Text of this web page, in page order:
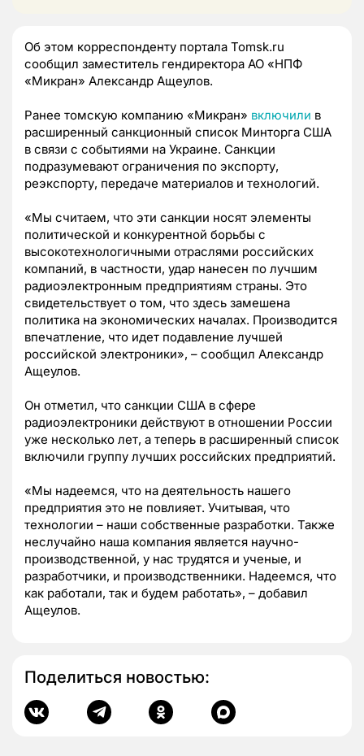
Об этом корреспонденту портала Tomsk.ru
сообщил заместитель гендиректора АО «НПФ
«Микран» Александр Ащеулов.
Ранее томскую компанию «Микран» включили в
расширенный санкционный список Минторга США
в связи с событиями на Украине. Санкции
подразумевают ограничения по экспорту,
реэкспорту, передаче материалов и технологий.
«Мы считаем, что эти санкции носят элементы
политической и конкурентной борьбы с
высокотехнологичными отраслями российских
компаний, в частности, удар нанесен по лучшим
радиоэлектронным предприятиям страны. Это
свидетельствует о том, что здесь замешена
политика на экономических началах. Производится
впечатление, что идет подавление лучшей
российской электроники», – сообщил Александр
Ащеулов.
Он отметил, что санкции США в сфере
радиоэлектроники действуют в отношении России
уже несколько лет, а теперь в расширенный список
включили группу лучших российских предприятий.
«Мы надеемся, что на деятельность нашего
предприятия это не повлияет. Учитывая, что
технологии – наши собственные разработки. Также
неслучайно наша компания является научно-
производственной, у нас трудятся и ученые, и
разработчики, и производственники. Надеемся, что
как работали, так и будем работать», – добавил
Ащеулов.
Поделиться новостью: